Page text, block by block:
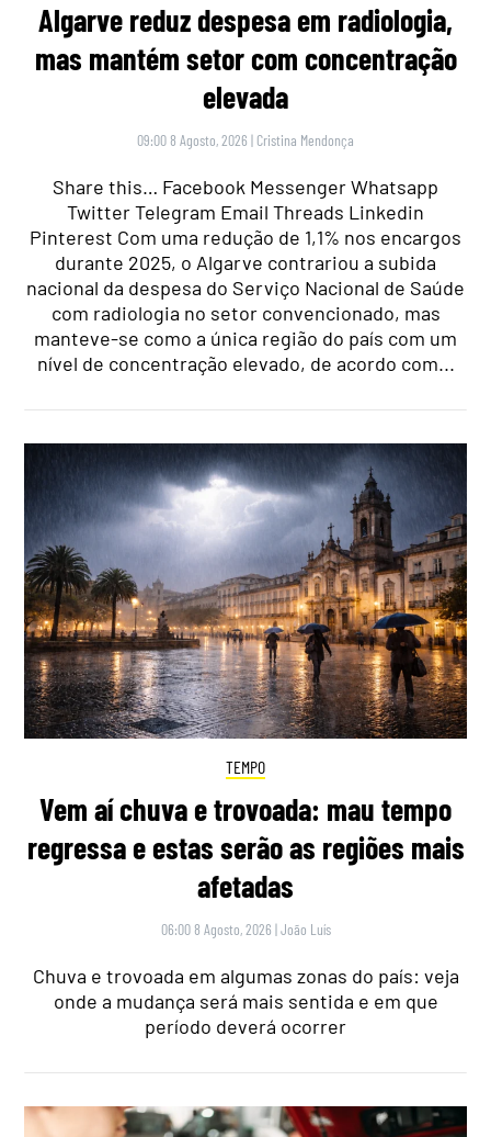
Algarve reduz despesa em radiologia,
mas mantém setor com concentração
elevada
09:00 8 Agosto, 2026 | Cristina Mendonça
Share this… Facebook Messenger Whatsapp
Twitter Telegram Email Threads Linkedin
Pinterest Com uma redução de 1,1% nos encargos
durante 2025, o Algarve contrariou a subida
nacional da despesa do Serviço Nacional de Saúde
com radiologia no setor convencionado, mas
manteve-se como a única região do país com um
nível de concentração elevado, de acordo com...
TEMPO
Vem aí chuva e trovoada: mau tempo
regressa e estas serão as regiões mais
afetadas
06:00 8 Agosto, 2026 |João Luís
Chuva e trovoada em algumas zonas do país: veja
onde a mudança será mais sentida e em que
período deverá ocorrer